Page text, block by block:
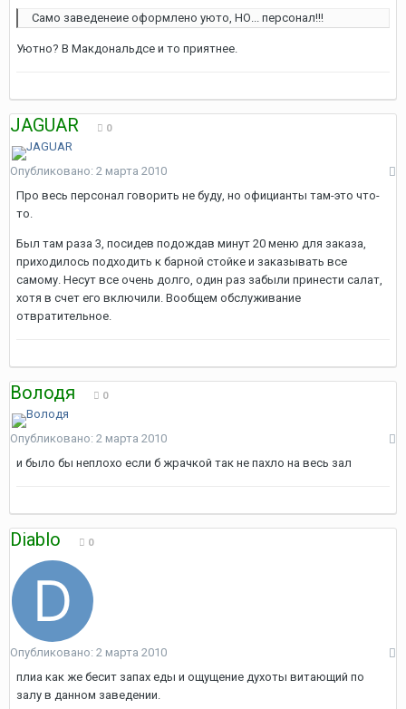
Само заведенеие оформлено уюто, НО... персонал!!!
Уютно? В Макдональдсе и то приятнее.
JAGUAR 0
Опубликовано: 2 марта 2010
Про весь персонал говорить не буду, но официанты там-это что-
то.
Был там раза 3, посидев подождав минут 20 меню для заказа,
приходилось подходить к барной стойке и заказывать все
самому. Несут все очень долго, один раз забыли принести салат,
хотя в счет его включили. Вообщем обслуживание
отвратительное.
Володя 0
Опубликовано: 2 марта 2010
и было бы неплохо если б жрачкой так не пахло на весь зал
Diablo 0
Опубликовано: 2 марта 2010
плиа как же бесит запах еды и ощущение духоты витающий по
залу в данном заведении.